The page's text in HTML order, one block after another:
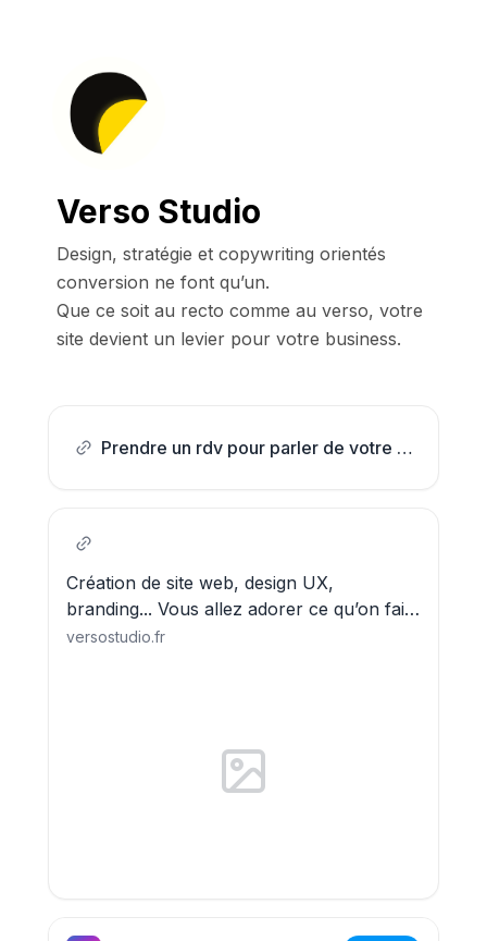
Verso Studio
Design, stratégie et copywriting orientés
conversion ne font qu’un.
Que ce soit au recto comme au verso, votre
site devient un levier pour votre business.
Création de site web, design UX,
branding... Vous allez adorer ce qu’on fait
dans votre dos.
versostudio.fr
Prendre un rdv pour parler de votre projet.